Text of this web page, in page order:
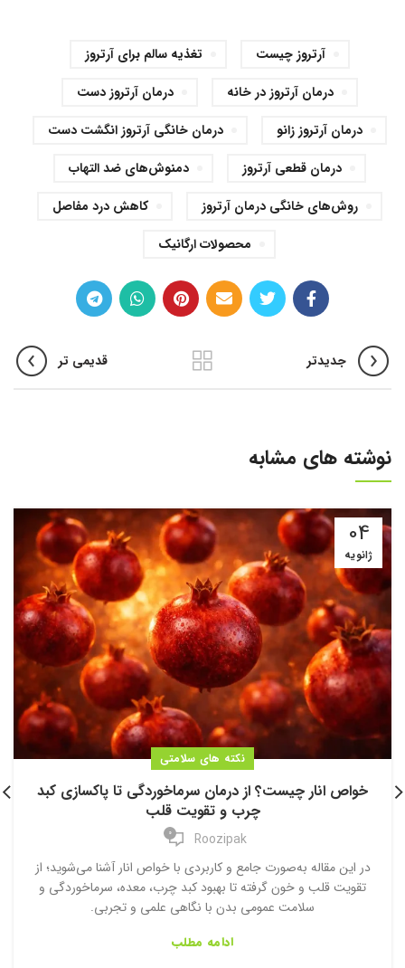
آرتروز چیست
تغذیه سالم برای آرتروز
درمان آرتروز در خانه
درمان آرتروز دست
درمان آرتروز زانو
درمان خانگی آرتروز انگشت دست
درمان قطعی آرتروز
دمنوش‌های ضد التهاب
روش‌های خانگی درمان آرتروز
کاهش درد مفاصل
محصولات ارگانیک
جدیدتر قدیمی تر
نوشته های مشابه
04
ژانویه
نکته های سلامتی
خواص انار چیست؟ از درمان سرماخوردگی تا پاکسازی کبد
چرب و تقویت قلب
Roozipak
0
در این مقاله به‌صورت جامع و کاربردی با خواص انار آشنا می‌شوید؛ از
تقویت قلب و خون گرفته تا بهبود کبد چرب، معده، سرماخوردگی و
سلامت عمومی بدن با نگاهی علمی و تجربی.
ادامه مطلب